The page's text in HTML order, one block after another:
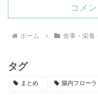
コメ
ホーム 食事・栄養
タグ
まとめ 腸内フローラ